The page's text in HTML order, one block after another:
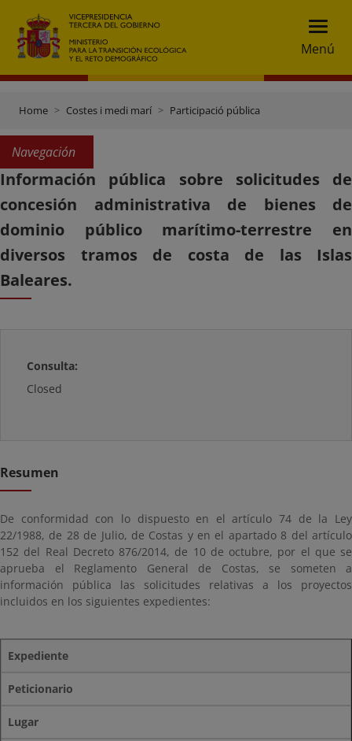
Menú
Home Costes i medi marí Participació pública
Navegación
Información pública sobre solicitudes de
concesión administrativa de bienes de
dominio público marítimo-terrestre en
diversos tramos de costa de las Islas
Baleares.
Consulta:
Closed
Resumen
De conformidad con lo dispuesto en el artículo 74 de la Ley
22/1988, de 28 de Julio, de Costas y en el apartado 8 del artículo
152 del Real Decreto 876/2014, de 10 de octubre, por el que se
aprueba el Reglamento General de Costas, se someten a
información pública las solicitudes relativas a los proyectos
incluidos en los siguientes expedientes:
Expediente
Peticionario
Lugar